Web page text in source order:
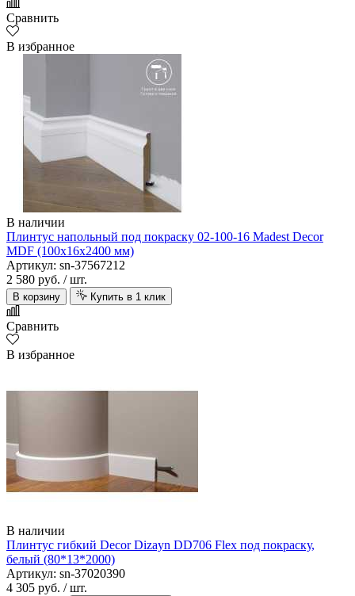
Сравнить
В избранное
В наличии
Плинтус напольный под покраску 02-100-16 Madest Decor
MDF (100х16х2400 мм)
Артикул: sn-37567212
2 580 руб. / шт.
В корзину Купить в 1 клик
Сравнить
В избранное
В наличии
Плинтус гибкий Decor Dizayn DD706 Flex под покраску,
белый (80*13*2000)
Артикул: sn-37020390
4 305 руб. / шт.